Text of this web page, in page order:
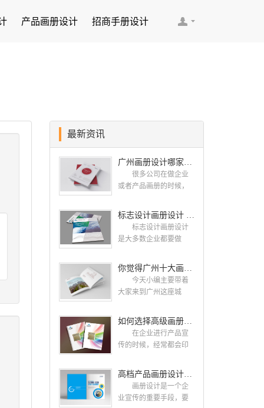
产品画册设计 招商手册设计
最新资讯
广州画册设计哪家公司好？我们推荐古柏品牌设计
很多公司在做企业
或者产品画册的时候，
公司，这样设计出来的
画册，才能让人眼前一
亮，才能够给公司带来
计找哪家公司。 广
州画册设计哪家公司
好？本地人都会选择古
柏品牌设计有限公司成
立于2004年，是由一群
专业、独特的IT精英组
贴网络时代的发展潮
流，对中国网络应用的
现状和趋势有很深的...
标志设计画册设计 对标志设计有哪些原则呢？
标志设计画册设计
是大多数企业都要做
一个企业的门面形象，
而画册就是作为宣传，
把企业的形象和活动更
不能缺少的。标志设计
画册设计 简练、概
括、完美!即要成功到几
案的程度是我们的目
标，其难度比之其它任
何艺术设计都要大得
你觉得广州十大画册设计公司的排名真的重要吗？
今天小编主要带着
大家来到广州这座城
设计公司是那些?古柏品
牌提供画册设计，宣传
册设计,排版设计，画册
广州集团/单位/产品/目录
画册设计/印刷公司。相
信不少喜欢设计的小伙
如何选择高级画册设计公司 怎么制作高级企业画册
在企业进行产品宣
传的时候，经常都会印
要找一家出色的画册制
作公司。下面古柏品牌
设计就给大家说说如何
高档产品画册设计的有哪些小技巧
画册设计是一个企
业宣传的重要手段，要